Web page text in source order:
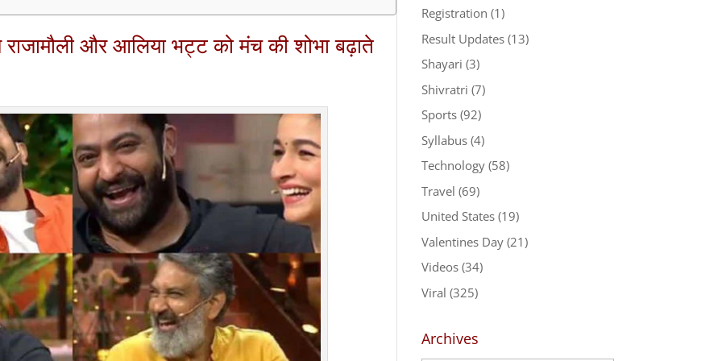
और आलिया भट्ट को मंच की शोभा बढ़ाते
Registration (1)
Result Updates(13)
Shayari (3)
Shivratri (7)
Sports(92)
Syllabus(4)
Technology(58)
Travel (69)
United States(19)
Valentines Day(21)
Videos(34)
Viral (325)
Archives